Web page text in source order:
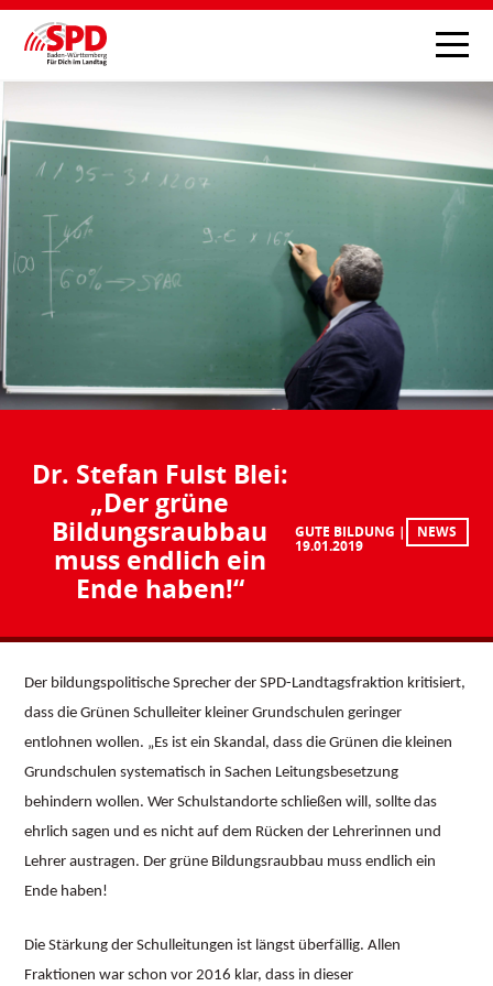
Dr. Stefan Fulst Blei:
„Der grüne
Bildungsraubbau
muss endlich ein
Ende haben!“
GUTE BILDUNG
19.01.2019
NEWS
Der bildungspolitische Sprecher der SPD-Landtagsfraktion kritisiert,
dass die Grünen Schulleiter kleiner Grundschulen geringer
entlohnen wollen. „Es ist ein Skandal, dass die Grünen die kleinen
Grundschulen systematisch in Sachen Leitungsbesetzung
behindern wollen. Wer Schulstandorte schließen will, sollte das
ehrlich sagen und es nicht auf dem Rücken der Lehrerinnen und
Lehrer austragen. Der grüne Bildungsraubbau muss endlich ein
Ende haben!
Die Stärkung der Schulleitungen ist längst überfällig. Allen
Fraktionen war schon vor 2016 klar, dass in dieser